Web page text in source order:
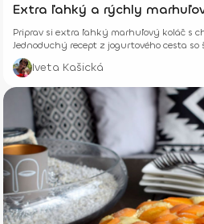
Extra ľahký a rýchly
Priprav si extra ľahký marhuľový koláč s
Jednoduchý recept z jogurtového cesta
z pár surovín.
Iveta Kašická